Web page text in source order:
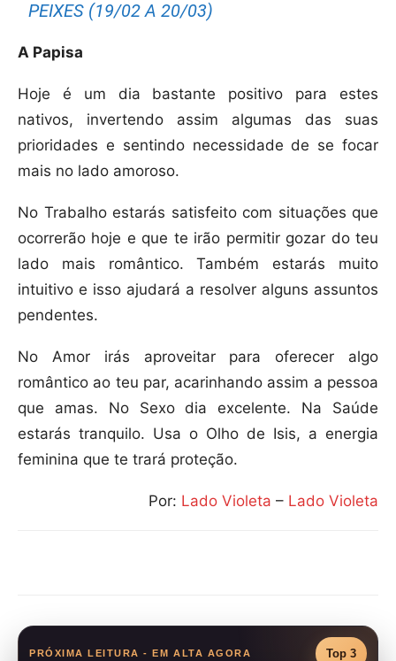
PEIXES (19/02 A 20/03)
A Papisa
Hoje é um dia bastante positivo para estes
nativos, invertendo assim algumas das suas
prioridades e sentindo necessidade de se focar
mais no lado amoroso.
No Trabalho estarás satisfeito com situações que
ocorrerão hoje e que te irão permitir gozar do teu
lado mais romântico. Também estarás muito
intuitivo e isso ajudará a resolver alguns assuntos
pendentes.
No Amor irás aproveitar para oferecer algo
romântico ao teu par, acarinhando assim a pessoa
que amas. No Sexo dia excelente. Na Saúde
estarás tranquilo. Usa o Olho de Isis, a energia
feminina que te trará proteção.
Por: Lado Violeta – Lado Violeta
PRÓXIMA LEITURA - EM ALTA AGORA Top 3